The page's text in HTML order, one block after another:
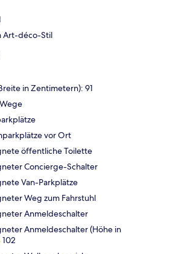
Art-déco-Stil
in Zentimetern): 91
vor Ort
öffentliche Toilette
Concierge-Schalter
Van-Parkplätze
Weg zum Fahrstuhl
Anmeldeschalter
Anmeldeschalter (Höhe in